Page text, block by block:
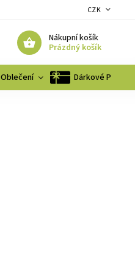
CZK
Nákupní košík
Prázdný košík
Oblečení Dárkové